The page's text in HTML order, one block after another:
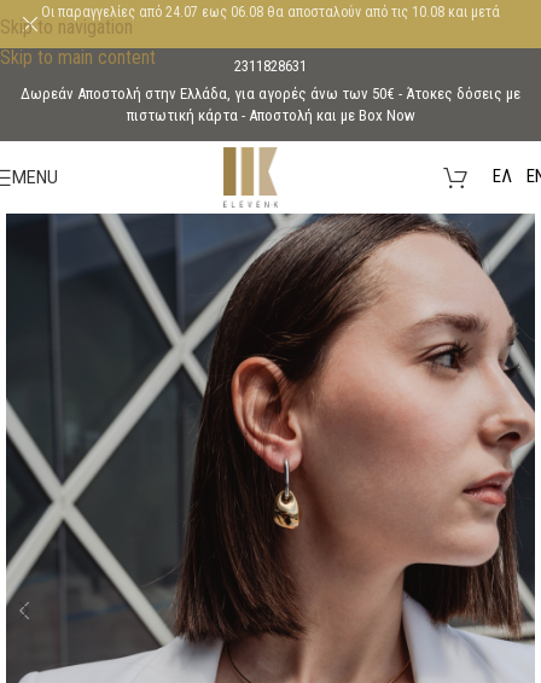
Skip to navigation
Skip to main content
Οι παραγγελίες από 24.07 εως 06.08 θα αποσταλούν από τις 10.08 και μετά
2311828631
Δωρεάν Αποστολή στην Ελλάδα, για αγορές άνω των 50€ - Άτοκες δόσεις με
πιστωτική κάρτα - Aποστολή και με Box Now
MENU EΛ